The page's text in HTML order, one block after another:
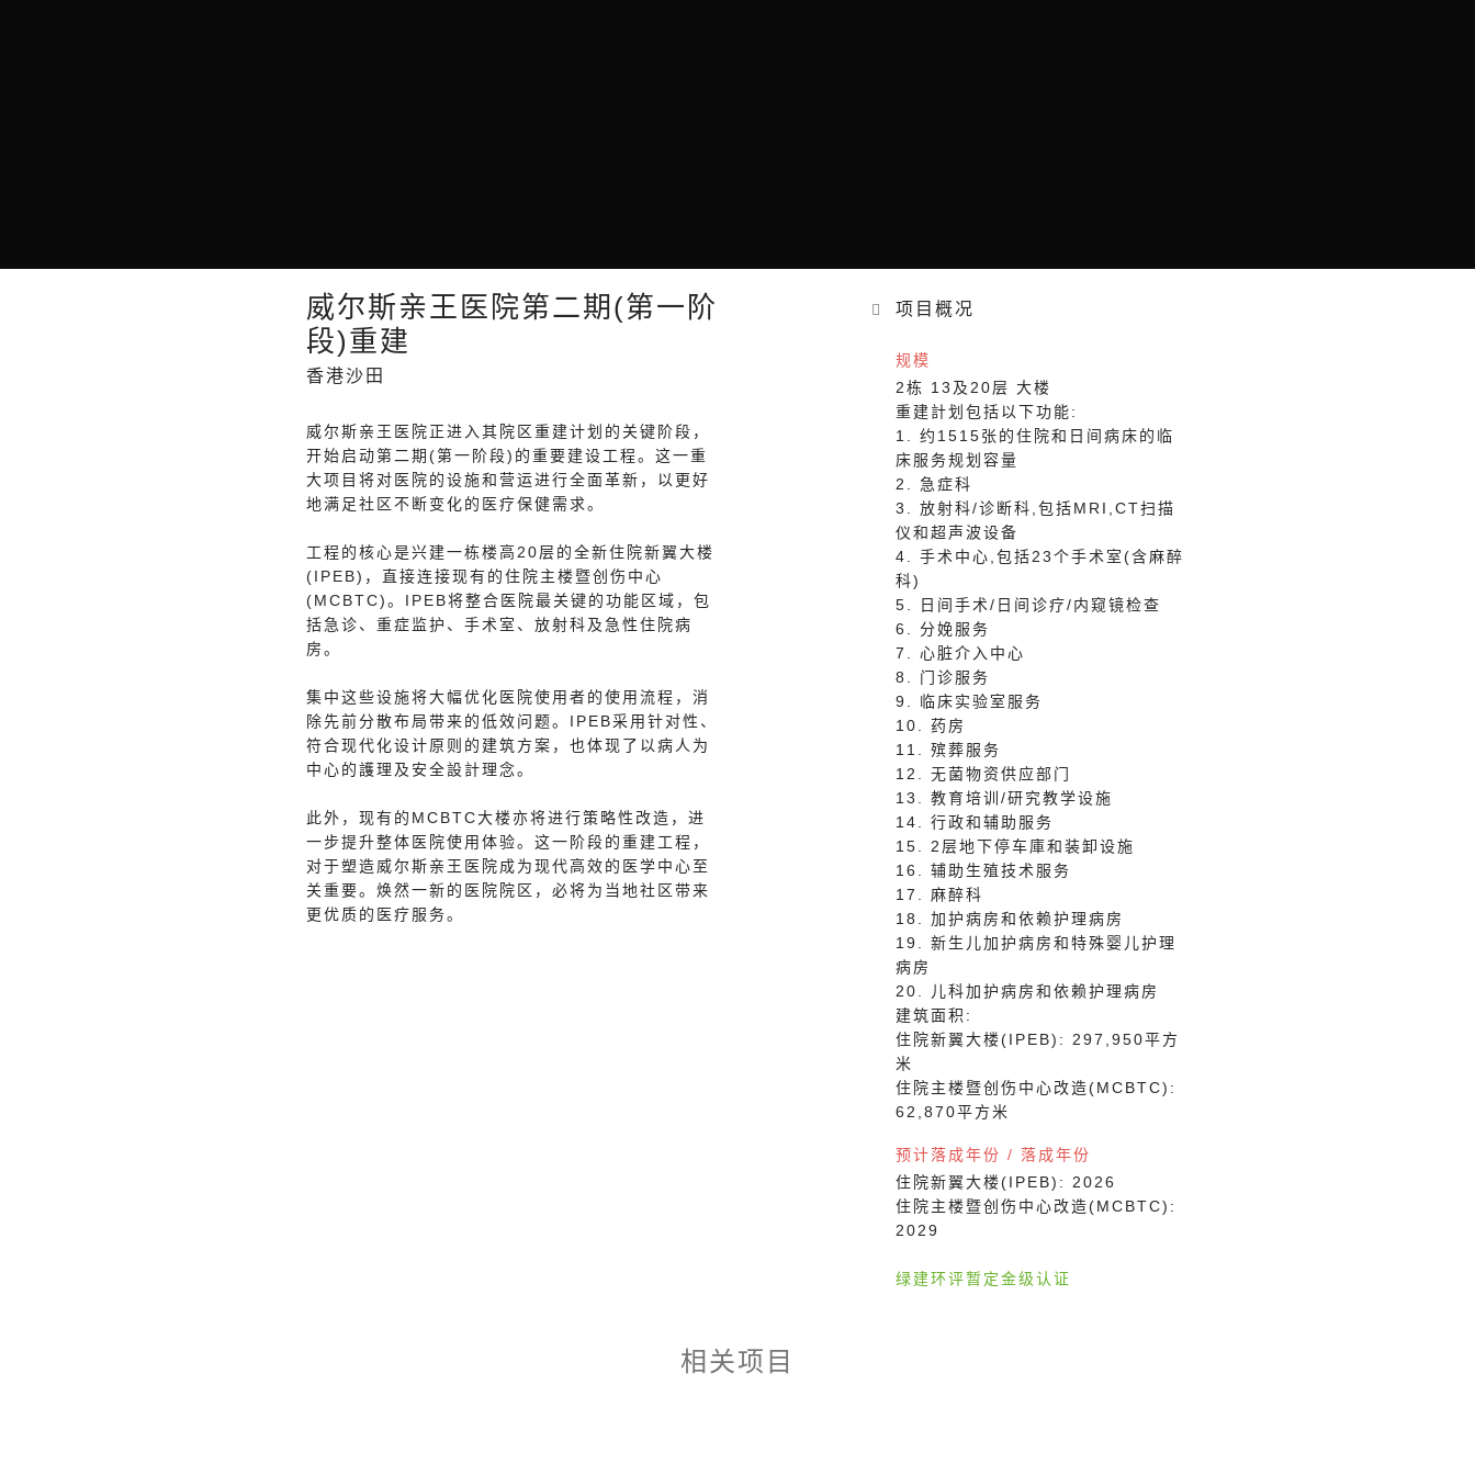
威尔斯亲王医院第二期(第一阶
段)重建
香港沙田
威尔斯亲王医院正进入其院区重建计划的关键阶段，
开始启动第二期(第一阶段)的重要建设工程。这一重
大项目将对医院的设施和营运进行全面革新，以更好
地满足社区不断变化的医疗保健需求。
工程的核心是兴建一栋楼高20层的全新住院新翼大楼
(IPEB)，直接连接现有的住院主楼暨创伤中心
(MCBTC)。IPEB将整合医院最关键的功能区域，包
括急诊、重症监护、手术室、放射科及急性住院病
房。
集中这些设施将大幅优化医院使用者的使用流程，消
除先前分散布局带来的低效问题。IPEB采用针对性、
符合现代化设计原则的建筑方案，也体现了以病人为
中心的護理及安全設計理念。
此外，现有的MCBTC大楼亦将进行策略性改造，进
一步提升整体医院使用体验。这一阶段的重建工程，
对于塑造威尔斯亲王医院成为现代高效的医学中心至
关重要。焕然一新的医院院区，必将为当地社区带来
更优质的医疗服务。
项目概况
规模
2栋 13及20层 大楼
重建計划包括以下功能:
1. 约1515张的住院和日间病床的临
床服务规划容量
2. 急症科
3. 放射科/诊断科,包括MRI,CT扫描
仪和超声波设备
4. 手术中心,包括23个手术室(含麻醉
科)
5. 日间手术/日间诊疗/内窥镜检查
6. 分娩服务
7. 心脏介入中心
8. 门诊服务
9. 临床实验室服务
10. 药房
11. 殡葬服务
12. 无菌物资供应部门
13. 教育培训/研究教学设施
14. 行政和辅助服务
15. 2层地下停车庫和装卸设施
16. 辅助生殖技术服务
17. 麻醉科
18. 加护病房和依赖护理病房
19. 新生儿加护病房和特殊婴儿护理
病房
20. 儿科加护病房和依赖护理病房
建筑面积:
住院新翼大楼(IPEB): 297,950平方
米
住院主楼暨创伤中心改造(MCBTC):
62,870平方米
预计落成年份 / 落成年份
住院新翼大楼(IPEB): 2026
住院主楼暨创伤中心改造(MCBTC):
2029
绿建环评暂定金级认证
相关项目